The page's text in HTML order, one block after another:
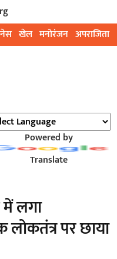
खेल मनोरंजन अपराजिता
Powered by
Translate
लगा
पर छाया